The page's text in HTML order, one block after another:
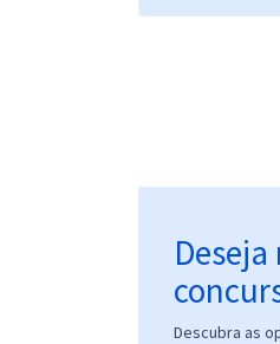
Descubra as